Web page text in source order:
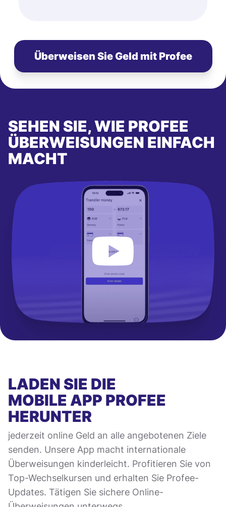
Überweisen Sie Geld mit Profee
SEHEN SIE, WIE PROFEE
ÜBERWEISUNGEN EINFACH
MACHT
LADEN SIE DIE
MOBILE APP PROFEE
HERUNTER
jederzeit online Geld an alle angebotenen Ziele
senden. Unsere App macht internationale
Überweisungen kinderleicht. Profitieren Sie von
Top-Wechselkursen und erhalten Sie Profee-
Updates. Tätigen Sie sichere Online-